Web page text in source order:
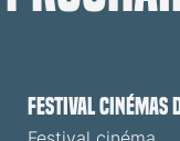
Festival cinémas